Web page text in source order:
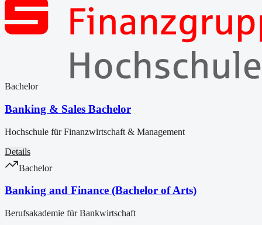
Bachelor
Banking & Sales Bachelor
Hochschule für Finanzwirtschaft & Management
Details
Bachelor
Banking and Finance (Bachelor of Arts)
Berufsakademie für Bankwirtschaft